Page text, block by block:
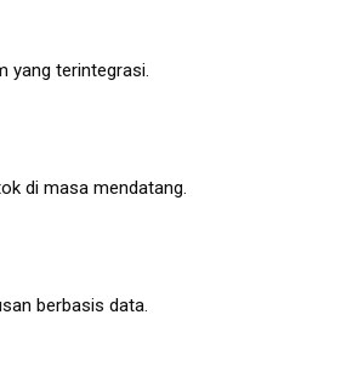
yang terintegrasi.
di masa mendatang.
berbasis data.